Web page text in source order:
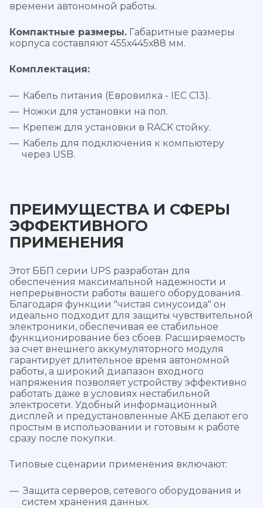
времени автономной работы.
Компактные размеры. Габаритные размеры
корпуса составляют 455х445х88 мм.
Комплектация:
Кабель питания (Евровилка - IEC C13).
Ножки для установки на пол.
Крепеж для установки в RACK стойку.
Кабель для подключения к компьютеру
через USB.
ПРЕИМУЩЕСТВА И СФЕРЫ
ЭФФЕКТИВНОГО
ПРИМЕНЕНИЯ
Этот ББП серии UPS разработан для
обеспечения максимальной надежности и
непрерывности работы вашего оборудования.
Благодаря функции "чистая синусоида" он
идеально подходит для защиты чувствительной
электроники, обеспечивая ее стабильное
функционирование без сбоев. Расширяемость
за счет внешнего аккумуляторного модуля
гарантирует длительное время автономной
работы, а широкий диапазон входного
напряжения позволяет устройству эффективно
работать даже в условиях нестабильной
электросети. Удобный информационный
дисплей и предустановленные АКБ делают его
простым в использовании и готовым к работе
сразу после покупки.
Типовые сценарии применения включают:
Защита серверов, сетевого оборудования и
систем хранения данных.